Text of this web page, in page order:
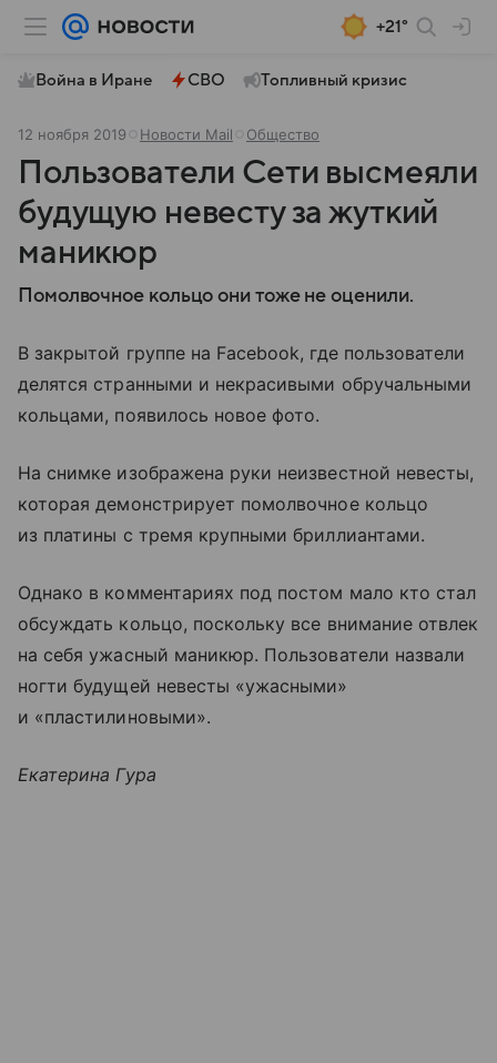
+21°
Война в Иране СВО Топливный кризис
12 ноября 2019 Новости Mail Общество
Пользователи Сети высмеяли
будущую невесту за жуткий
маникюр
Помолвочное кольцо они тоже не оценили.
В закрытой группе на Facebook, где пользователи
делятся странными и некрасивыми обручальными
кольцами, появилось новое фото.
На снимке изображена руки неизвестной невесты,
которая демонстрирует помолвочное кольцо
из платины с тремя крупными бриллиантами.
Однако в комментариях под постом мало кто стал
обсуждать кольцо, поскольку все внимание отвлек
на себя ужасный маникюр. Пользователи назвали
ногти будущей невесты «ужасными»
и «пластилиновыми».
Екатерина Гура